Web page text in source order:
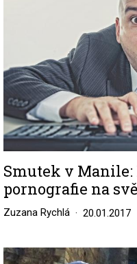
Smutek v
pornografie na
Zuzana Rychlá 20.01.2017
Image